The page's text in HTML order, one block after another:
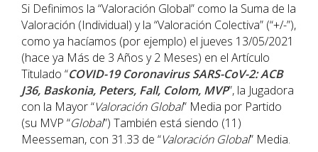
Si Definimos la “Valoración Global” como la Suma de la
Valoración (Individual) y la “Valoración Colectiva” (“+/-”),
como ya hacíamos (por ejemplo) el jueves 13/05/2021
(hace ya Más de 3 Años y 2 Meses) en el Artículo
Titulado “COVID-19 Coronavirus SARS-CoV-2: ACB
J36, Baskonia, Peters, Fall, Colom, MVP”, la Jugadora
con la Mayor “Valoración Global” Media por Partido
(su MVP “Global”) También está siendo (11)
Meesseman, con 31.33 de “Valoración Global” Media.